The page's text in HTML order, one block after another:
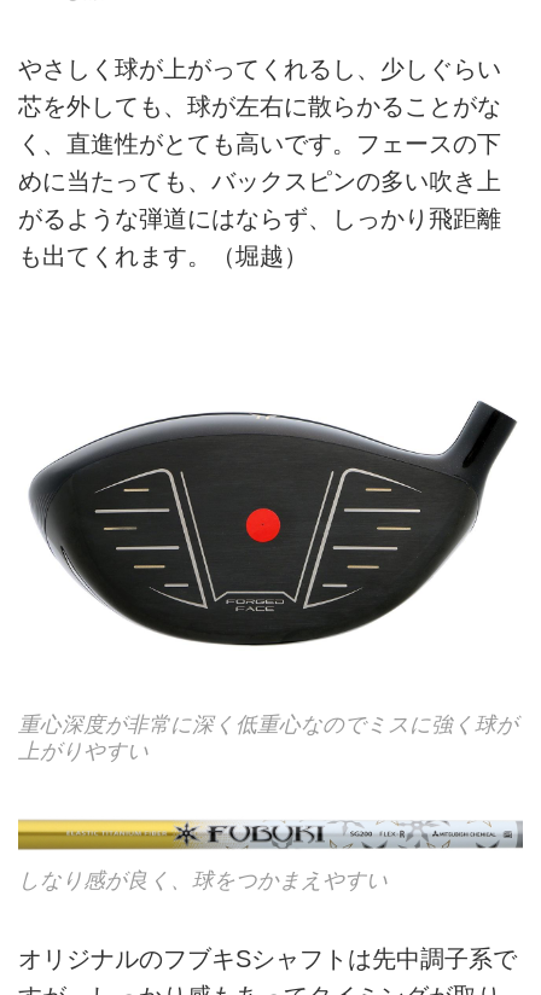
やさしく球が上がってくれるし、少しぐらい
芯を外しても、球が左右に散らかることがな
く、直進性がとても高いです。フェースの下
めに当たっても、バックスピンの多い吹き上
がるような弾道にはならず、しっかり飛距離
も出てくれます。（堀越）
重心深度が非常に深く低重心なのでミスに強く球が
上がりやすい
しなり感が良く、球をつかまえやすい
オリジナルのフブキSシャフトは先中調子系で